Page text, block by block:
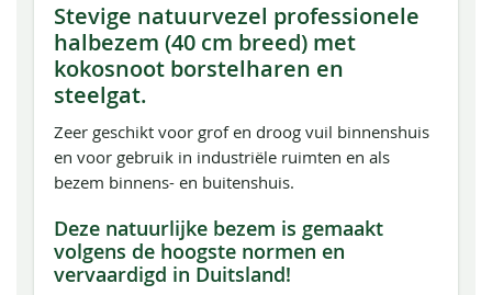
Stevige natuurvezel professionele
halbezem (40 cm breed) met
kokosnoot borstelharen en
steelgat.
Zeer geschikt voor grof en droog vuil binnenshuis
en voor gebruik in industriële ruimten en als
bezem binnens- en buitenshuis.
Deze natuurlijke bezem is gemaakt
volgens de hoogste normen en
vervaardigd in Duitsland!